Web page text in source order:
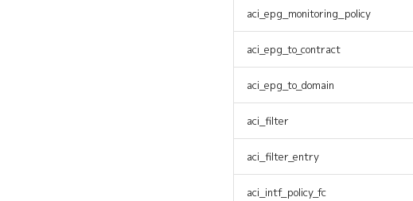
aci_epg_monitoring_policy
aci_epg_to_contract
aci_epg_to_domain
aci_filter
aci_filter_entry
aci_intf_policy_fc